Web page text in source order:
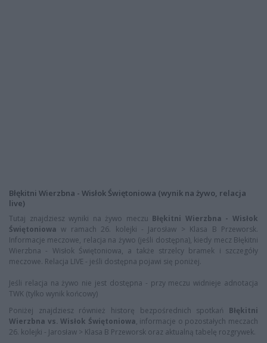
Błękitni Wierzbna - Wisłok Świętoniowa (wynik na żywo, relacja
live)
Tutaj znajdziesz wyniki na żywo meczu Błękitni Wierzbna - Wisłok
Świętoniowa w ramach 26. kolejki - Jarosław > Klasa B Przeworsk.
Informacje meczowe, relacja na żywo (jeśli dostępna), kiedy mecz Błękitni
Wierzbna - Wisłok Świętoniowa, a także strzelcy bramek i szczegóły
meczowe. Relacja LIVE - jeśli dostępna pojawi się poniżej.
Jeśli relacja na żywo nie jest dostępna - przy meczu widnieje adnotacja
TWK (tylko wynik końcowy)
Poniżej znajdziesz również historę bezpośrednich spotkań Błękitni
Wierzbna vs. Wisłok Świętoniowa, informacje o pozostałych meczach
26. kolejki - Jarosław > Klasa B Przeworsk oraz aktualną tabelę rozgrywek.